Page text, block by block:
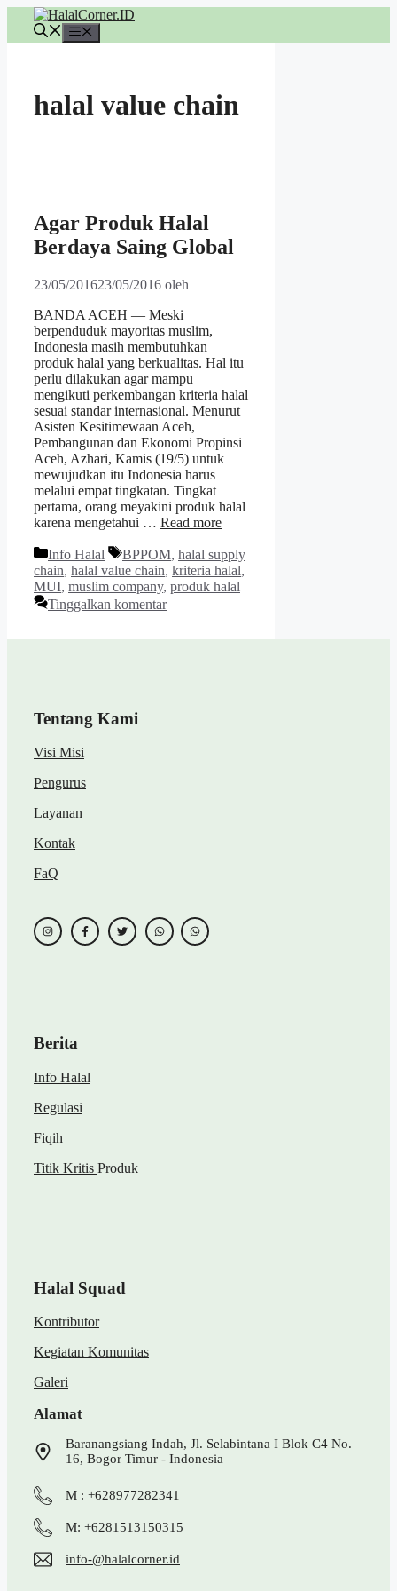
Langsung
isi
halal value chain
Agar Produk Halal
Berdaya Saing Global
23/05/201623/05/2016 oleh
BANDA ACEH — Meski
berpenduduk mayoritas muslim,
Indonesia masih membutuhkan
produk halal yang berkualitas. Hal itu
perlu dilakukan agar mampu
mengikuti perkembangan kriteria halal
sesuai standar internasional. Menurut
Asisten Kesitimewaan Aceh,
Pembangunan dan Ekonomi Propinsi
Aceh, Azhari, Kamis (19/5) untuk
mewujudkan itu Indonesia harus
melalui empat tingkatan. Tingkat
pertama, orang meyakini produk halal
karena mengetahui … Read more
Kategori
Info Halal Tag
BPPOM, halal supply
chain, halal value chain, kriteria halal,
MUI, muslim company, produk halal
Tinggalkan komentar
Tentang Kami
Visi Misi
Pengurus
Layanan
Kontak
FaQ
Berita
Info Halal
Regulasi
Fiqih
Titik Kritis Produk
Halal Squad
Kontributor
Kegiatan Komunitas
Galeri
Alamat
Baranangsiang Indah, Jl. Selabintana I Blok C4 No.
16, Bogor Timur - Indonesia
M : +628977282341
M: +6281513150315
info-@halalcorner.id